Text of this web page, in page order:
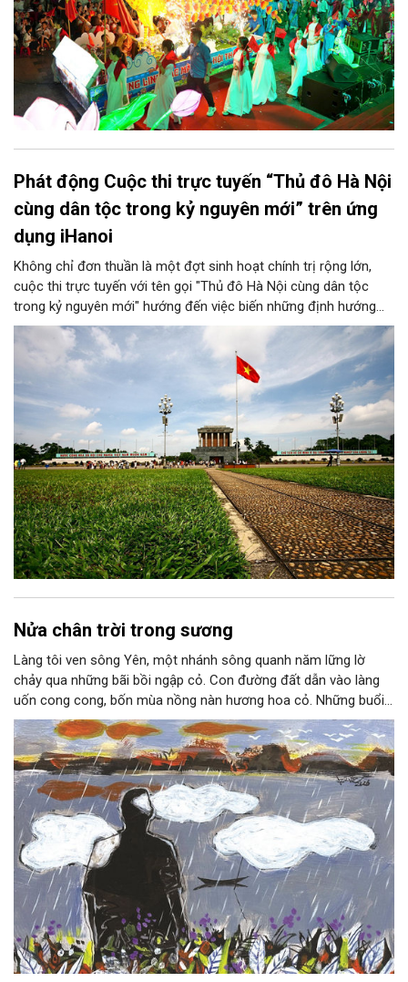
Phát động Cuộc thi trực tuyến “Thủ đô Hà Nội
cùng dân tộc trong kỷ nguyên mới” trên ứng
dụng iHanoi
Không chỉ đơn thuần là một đợt sinh hoạt chính trị rộng lớn,
cuộc thi trực tuyến với tên gọi "Thủ đô Hà Nội cùng dân tộc
trong kỷ nguyên mới" hướng đến việc biến những định hướng
chiến lược trong Nghị quyết số 02-NQ/TW của Bộ Chính trị
thành niềm tin, thành nhận thức chung của mỗi người dân.
Nửa chân trời trong sương
Làng tôi ven sông Yên, một nhánh sông quanh năm lững lờ
chảy qua những bãi bồi ngập cỏ. Con đường đất dẫn vào làng
uốn cong cong, bốn mùa nồng nàn hương hoa cỏ. Những buổi
hoàng hôn, khi nắng đã dịu xuống phía cuối sông, đám hoa tím
lại thẫm màu như có ai vừa rắc lên một lớp khói.